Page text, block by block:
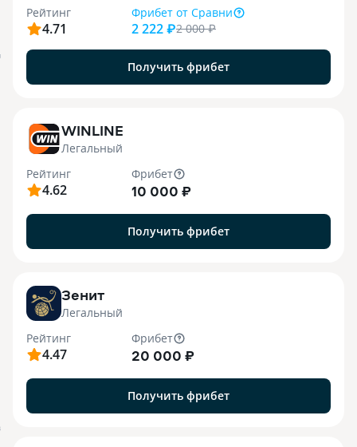
Рейтинг
4.71
Фрибет от Сравни
2 222 ₽2 000₽
Получить фрибет
WINLINE
Легальный
Рейтинг
4.62
Фрибет
10 000 ₽
Получить фрибет
Зенит
Легальный
Рейтинг
4.47
Фрибет
20 000 ₽
Получить фрибет